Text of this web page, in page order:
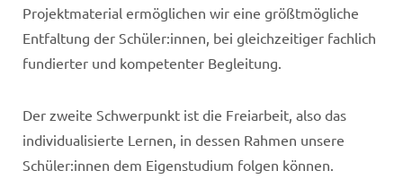
Projektmaterial ermöglichen wir eine größtmögliche
Entfaltung der Schüler:innen, bei gleichzeitiger fachlich
fundierter und kompetenter Begleitung.
Der zweite Schwerpunkt ist die Freiarbeit, also das
individualisierte Lernen, in dessen Rahmen unsere
Schüler:innen dem Eigenstudium folgen können.